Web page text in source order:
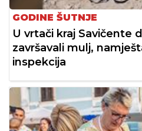
GODINE ŠUTNJE
U vrtači kraj Savičente
završavali mulj,
inspekcija